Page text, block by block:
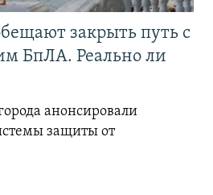
закрыть путь с
БпЛА. Реально ли
анонсировали
защиты от